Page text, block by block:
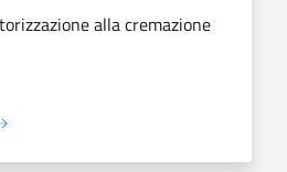
alla cremazione